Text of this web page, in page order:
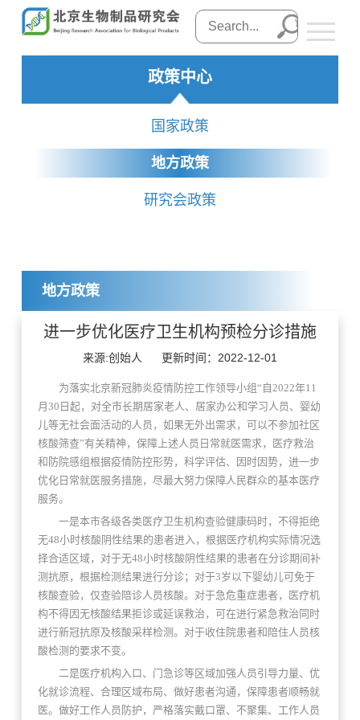
政策中心
国家政策
地方政策
研究会政策
地方政策
进一步优化医疗卫生机构预检分诊措施
来源:创始人 更新时间：2022-12-01
为落实北京新冠肺炎疫情防控工作领导小组“自2022年11
月30日起，对全市长期居家老人、居家办公和学习人员、婴幼
儿等无社会面活动的人员，如果无外出需求，可以不参加社区
核酸筛查”有关精神，保障上述人员日常就医需求，医疗救治
和防院感组根据疫情防控形势，科学评估、因时因势，进一步
优化日常就医服务措施，尽最大努力保障人民群众的基本医疗
服务。
一是本市各级各类医疗卫生机构查验健康码时，不得拒绝
无48小时核酸阴性结果的患者进入，根据医疗机构实际情况选
择合适区域，对于无48小时核酸阴性结果的患者在分诊期间补
测抗原，根据检测结果进行分诊；对于3岁以下婴幼儿可免于
核酸查验，仅查验陪诊人员核酸。对于急危重症患者，医疗机
构不得因无核酸结果拒诊或延误救治，可在进行紧急救治同时
进行新冠抗原及核酸采样检测。对于收住院患者和陪住人员核
酸检测的要求不变。
二是医疗机构入口、门急诊等区域加强人员引导力量、优
化就诊流程、合理区域布局、做好患者沟通，保障患者顺畅就
医。做好工作人员防护，严格落实戴口罩、不聚集、工作人员